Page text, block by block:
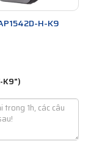
H-K9
K9")